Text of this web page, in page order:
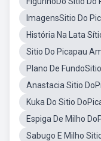
ImagensSitio Do
História Na Lata
Sitio Do Picapau
Plano De
Anastacia Sitio
Kuka Do Sitio
Espiga De Milho
Sabugo E Milho